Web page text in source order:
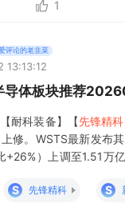
1
评论的老韭菜
13:13:12
导体板块推荐
耐科装备】【先锋精科
修。WSTS最新发布
+26%）上调至1.51万
S 先锋精科 S